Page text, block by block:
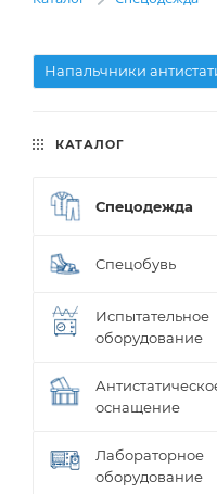
Напальчники
КАТАЛОГ
Спецодежда
Спецобувь
Испытательное
оборудование
оснащение
Лабораторное
оборудование